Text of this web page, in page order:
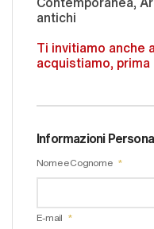
antichi
Ti invitiamo anche
acquistiamo,
Informazioni
Nome e Cognome
E-mail